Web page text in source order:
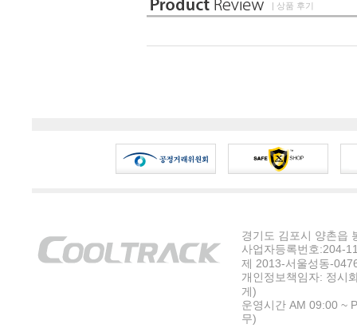
| 상품 후기
경기도 김포시 양촌읍
사업자등록번호:204-
제 2013-서울성동-
개인정보책임자: 정시
게)
운영시간 AM 09:00 ~
무)